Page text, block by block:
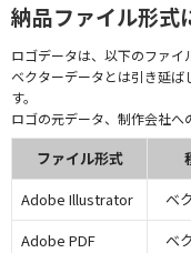
納品ファイル形式
ロゴデータは、以下のファイ
ベクターデータとは引き延
す。
ロゴの元データ、制作会社へ
ファイル形式
Adobe Illustrator
ベ
Adobe PDF
ベ